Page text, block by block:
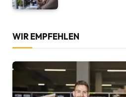
WIR EMPFEHLEN